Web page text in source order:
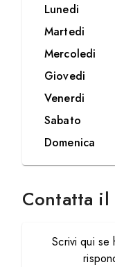
Lunedi
Martedi
Mercoledi
Giovedi
Venerdi
Sabato
Domenica
Contatta il
Scrivi qui se